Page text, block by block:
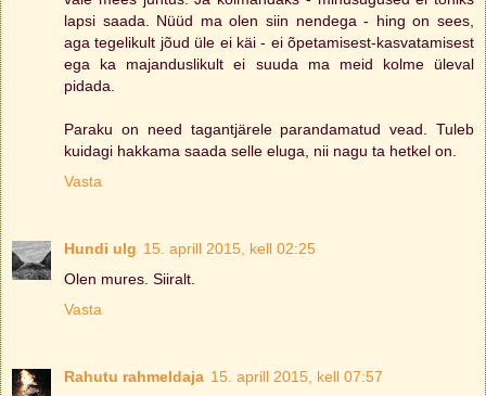
lapsi saada. Nüüd ma olen siin nendega - hing on sees,
aga tegelikult jõud üle ei käi - ei õpetamisest-kasvatamisest
ega ka majanduslikult ei suuda ma meid kolme üleval
pidada.
Paraku on need tagantjärele parandamatud vead. Tuleb
kuidagi hakkama saada selle eluga, nii nagu ta hetkel on.
Vasta
Hundi ulg 15. aprill 2015, kell 02:25
Olen mures. Siiralt.
Vasta
Rahutu rahmeldaja 15. aprill 2015, kell 07:57